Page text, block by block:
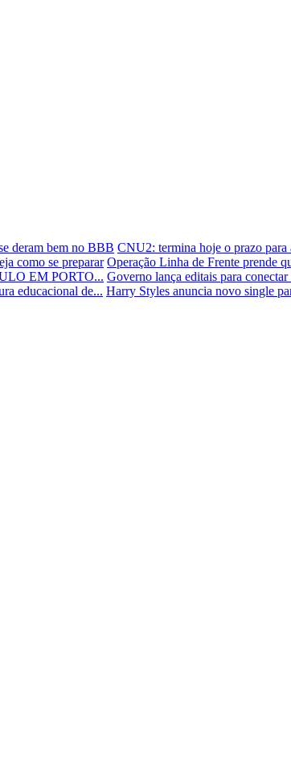
deram bem no BBB CNU2: termina hoje o prazo para
como se preparar Operação Linha de Frente prende
EM PORTO... Governo lança editais para
educacional de... Harry Styles anuncia novo single